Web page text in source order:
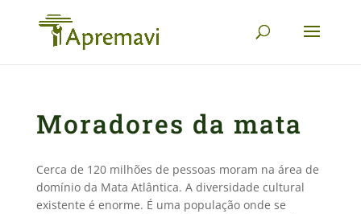
Moradores da mata
Cerca de 120 milhões de pessoas moram na área de
domínio da Mata Atlântica. A diversidade cultural
existente é enorme. É uma população onde se